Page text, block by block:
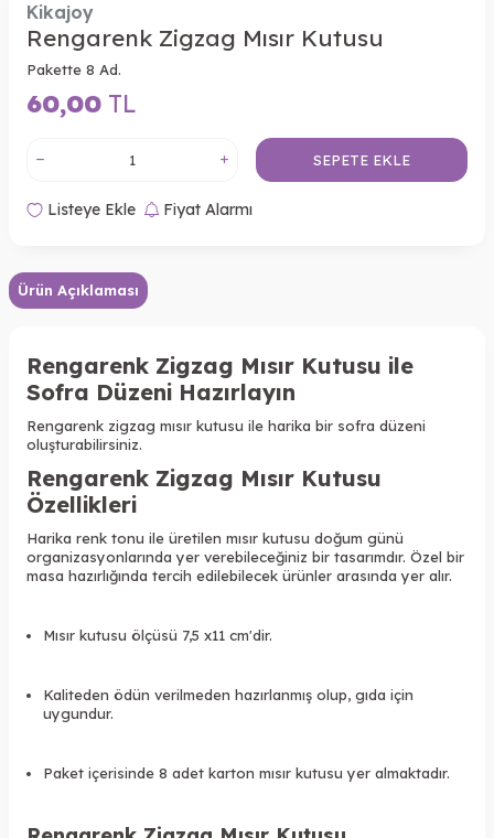
Kikajoy
Rengarenk Zigzag Mısır Kutusu
Pakette 8 Ad.
60,00 TL
SEPETE EKLE
Listeye Ekle Fiyat Alarmı
Ürün Açıklaması
Rengarenk Zigzag Mısır Kutusu ile
Sofra Düzeni Hazırlayın
Rengarenk zigzag mısır kutusu ile harika bir sofra düzeni
oluşturabilirsiniz.
Rengarenk Zigzag Mısır Kutusu
Özellikleri
Harika renk tonu ile üretilen mısır kutusu doğum günü
organizasyonlarında yer verebileceğiniz bir tasarımdır. Özel bir
masa hazırlığında tercih edilebilecek ürünler arasında yer alır.
Mısır kutusu ölçüsü 7,5 x11 cm'dir.
Kaliteden ödün verilmeden hazırlanmış olup, gıda için
uygundur.
Paket içerisinde 8 adet karton mısır kutusu yer almaktadır.